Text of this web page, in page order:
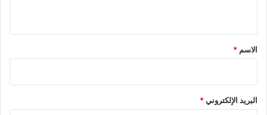
*
الاسم *
البريد الإلكتروني*